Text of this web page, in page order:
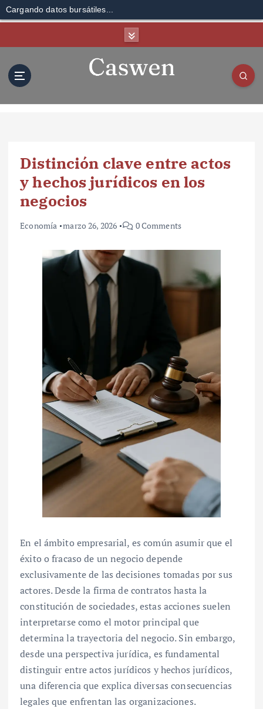
Cargando datos bursátiles...
Distinción clave entre actos
y hechos jurídicos en los
negocios
Economía marzo 26, 2026 0 Comments
En el ámbito empresarial, es común asumir que el
éxito o fracaso de un negocio depende
exclusivamente de las decisiones tomadas por sus
actores. Desde la firma de contratos hasta la
constitución de sociedades, estas acciones suelen
interpretarse como el motor principal que
determina la trayectoria del negocio. Sin embargo,
desde una perspectiva jurídica, es fundamental
distinguir entre actos jurídicos y hechos jurídicos,
una diferencia que explica diversas consecuencias
legales que enfrentan las organizaciones.